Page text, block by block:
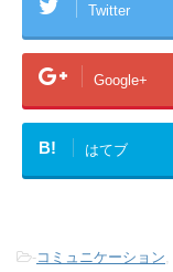
Twitter
Google+
B! はてブ
-コミュニケーション,